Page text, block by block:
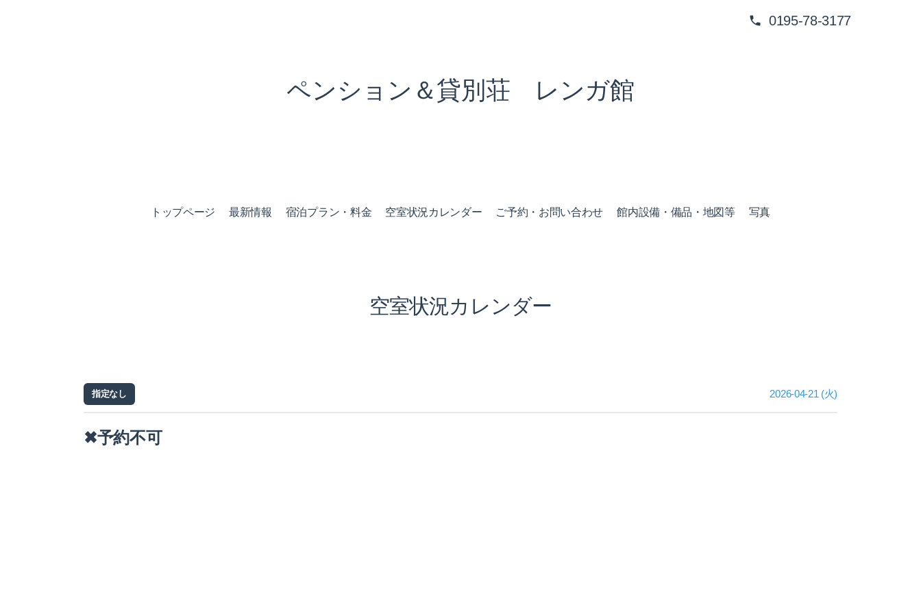
0195-78-3177
ペンション＆貸別荘 レンガ館
トップページ 最新情報 宿泊プラン・料金 空室状況カレンダー ご予約・お問い合わせ 館内設備・備品・地図等 写真
空室状況カレンダー
指定なし 2026-04-21 (火)
✖予約不可